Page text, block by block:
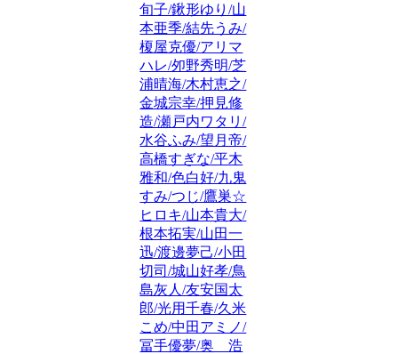
旬子/鍬形ゆり/山
本亜季/結先うみ/
榎屋克優/アリマ
ハレ/夘野秀明/芝
浦晴海/木村恵之/
金城宗幸/押見修
造/瀬戸内ワタリ/
水谷ふみ/望月帝/
高橋すぎな/平木
雅和/色白好/九鬼
すみ/つじ/鷹巣☆
ヒロキ/山本貴大/
根本拓実/山田一
迅/渡邊夢己/小田
切司/城山好孝/鳥
島灰人/友安国太
郎/光用千春/久米
こめ/中田アミノ/
冨手優夢/奥 浩